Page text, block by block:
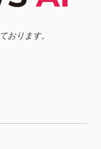
おります。